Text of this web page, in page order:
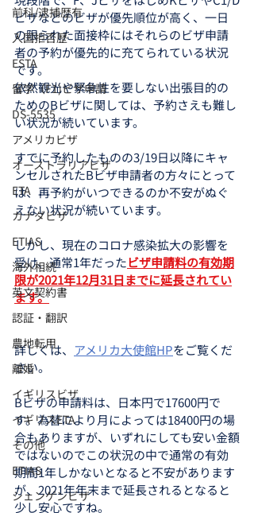
前科/逮捕歴有
入国拒否歴
ESTA
留学（F1)ビザ申請
DS-5535
アメリカビザ
オーストラリアビザ
ETA
カナダビザ
ETIAS
海外相続
英文契約書
認証・翻訳
農地転用
離婚
イギリスビザ
イギリスETA
その他
ETIAS
シェンゲンビザ
ビザなどのビザが優先順位が高く、一日
の限られた面接枠にはそれらのビザ申請
者の予約が優先的に充てられている状況
です。
依然観光や緊急性を要しない出張目的の
ためのBビザに関しては、予約さえも難し
い状況が続いています。
すでに予約したものの3/19日以降にキャ
ンセルされたBビザ申請者の方々にとって
は、再予約がいつできるのか不安がぬぐ
えない状況が続いています。
しかし、現在のコロナ感染拡大の影響を
受け、通常1年だったビザ申請料の有効期
限が2021年12月31日までに延長されてい
ます。
詳しくは、 アメリカ大使館HPをご覧くだ
さい。
Bビザの申請料は、日本円で17600円で
す。為替により月によっては18400円の場
合もありますが、いずれにしても安い金額
ではないのでこの状況の中で通常の有効
期間1年しかないとなると不安があります
が、2021年年末まで延長されるとなると
少し安心ですね。